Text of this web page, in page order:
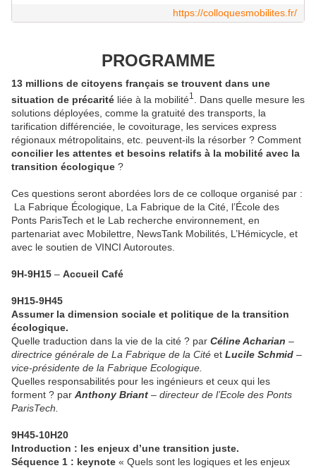
https://colloquesmobilites.fr/
PROGRAMME
13 millions de citoyens français se trouvent dans une
situation de précarité liée à la mobilité1
. Dans quelle mesure les
solutions déployées, comme la gratuité des transports, la
tarification différenciée, le covoiturage, les services express
régionaux métropolitains, etc. peuvent-ils la résorber ? Comment
concilier les attentes et besoins relatifs à la mobilité avec la
transition écologique ?
Ces questions seront abordées lors de ce colloque organisé par :
La Fabrique Écologique, La Fabrique de la Cité, l’École des
Ponts ParisTech et le Lab recherche environnement, en
partenariat avec Mobilettre, NewsTank Mobilités, L’Hémicycle, et
avec le soutien de VINCI Autoroutes.
9H-9H15 – Accueil Café
9H15-9H45
Assumer la dimension sociale et politique de la transition
écologique.
Quelle traduction dans la vie de la cité ? par Céline Acharian –
directrice générale de La Fabrique de la Cité et Lucile Schmid –
vice-présidente de la Fabrique Ecologique.
Quelles responsabilités pour les ingénieurs et ceux qui les
forment ? par Anthony Briant – directeur de l’Ecole des Ponts
ParisTech.
9H45-10H20
Introduction : les enjeux d’une transition juste.
Séquence 1 : keynote « Quels sont les logiques et les enjeux